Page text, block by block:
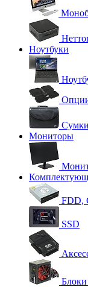
Ноутбуки
Опции
Сумки
Мониторы
FDD,
SSD